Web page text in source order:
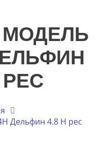
МОДЕЛЬ
РЕС
Дельфин 4.8 H рес